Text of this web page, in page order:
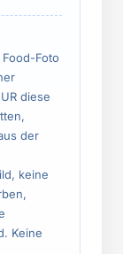
Foto
diese
der
keine
Keine